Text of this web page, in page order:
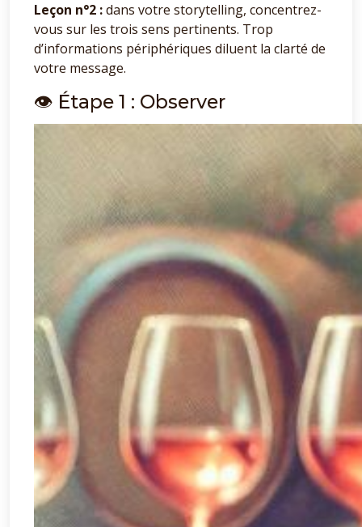
Leçon n°2 :dans votre storytelling, concentrez-
vous sur les trois sens pertinents. Trop
d’informations périphériques diluent la clarté de
votre message.
👁️ Étape 1 : Observer